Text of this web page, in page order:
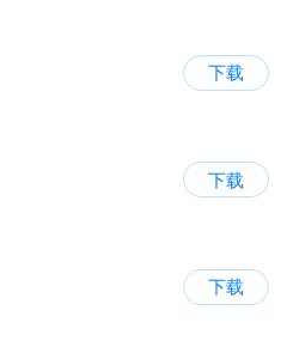
下载
下载
下载